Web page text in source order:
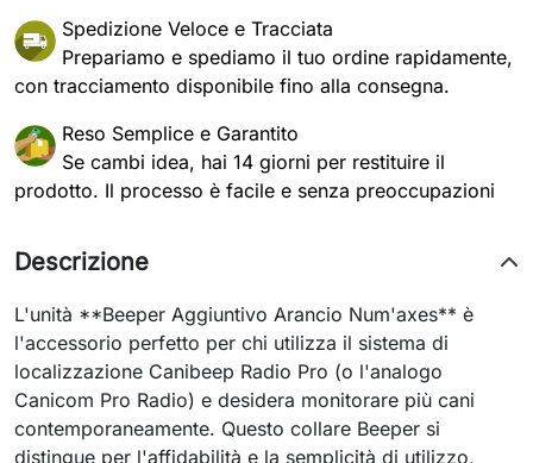
Spedizione Veloce e Tracciata
Prepariamo e spediamo il tuo ordine rapidamente,
con tracciamento disponibile fino alla consegna.
Reso Semplice e Garantito
Se cambi idea, hai 14 giorni per restituire il
prodotto. Il processo è facile e senza preoccupazioni
Descrizione
L'unità **Beeper Aggiuntivo Arancio Num'axes** è
l'accessorio perfetto per chi utilizza il sistema di
localizzazione Canibeep Radio Pro (o l'analogo
Canicom Pro Radio) e desidera monitorare più cani
contemporaneamente. Questo collare Beeper si
distingue per l'affidabilità e la semplicità di utilizzo,